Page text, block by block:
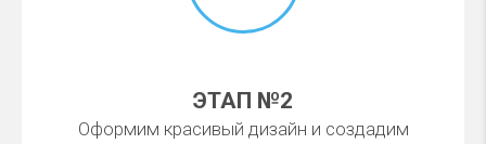
ЭТАП №2
Оформим красивый дизайн и создадим